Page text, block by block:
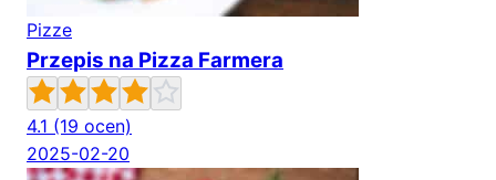
Pizze
Przepis na Pizza Farmera
4.1 (19 ocen)
2025-02-20